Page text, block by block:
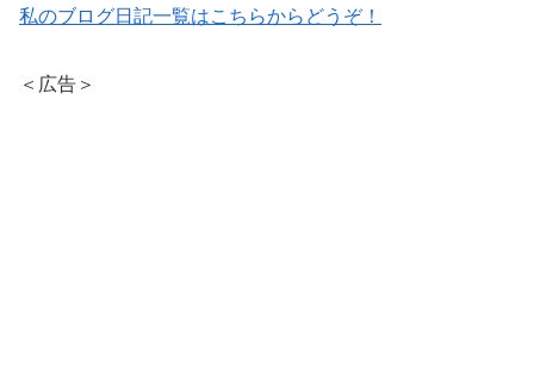
私のブログ日記一覧はこちらからどうぞ！
＜広告＞